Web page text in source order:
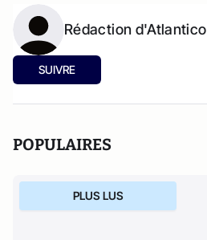
Rédaction d'Atlantico
SUIVRE
POPULAIRES
PLUS LUS